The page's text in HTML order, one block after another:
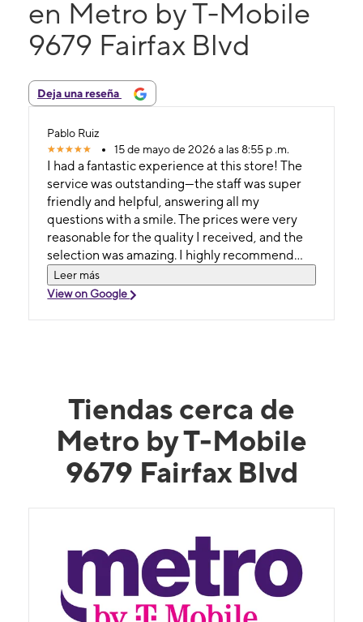
en Metro by T-Mobile
9679 Fairfax Blvd
Deja una reseña
Pablo Ruiz
15 de mayo de 2026 a las 8:55 p .m.
I had a fantastic experience at this store! The
service was outstanding—the staff was super
friendly and helpful, answering all my
questions with a smile. The prices were very
reasonable for the quality I received, and the
selection was amazing. I highly recommend
this store to anyone looking for a great
Leer más
View on Google
Tiendas cerca de
Metro by T-Mobile
9679 Fairfax Blvd